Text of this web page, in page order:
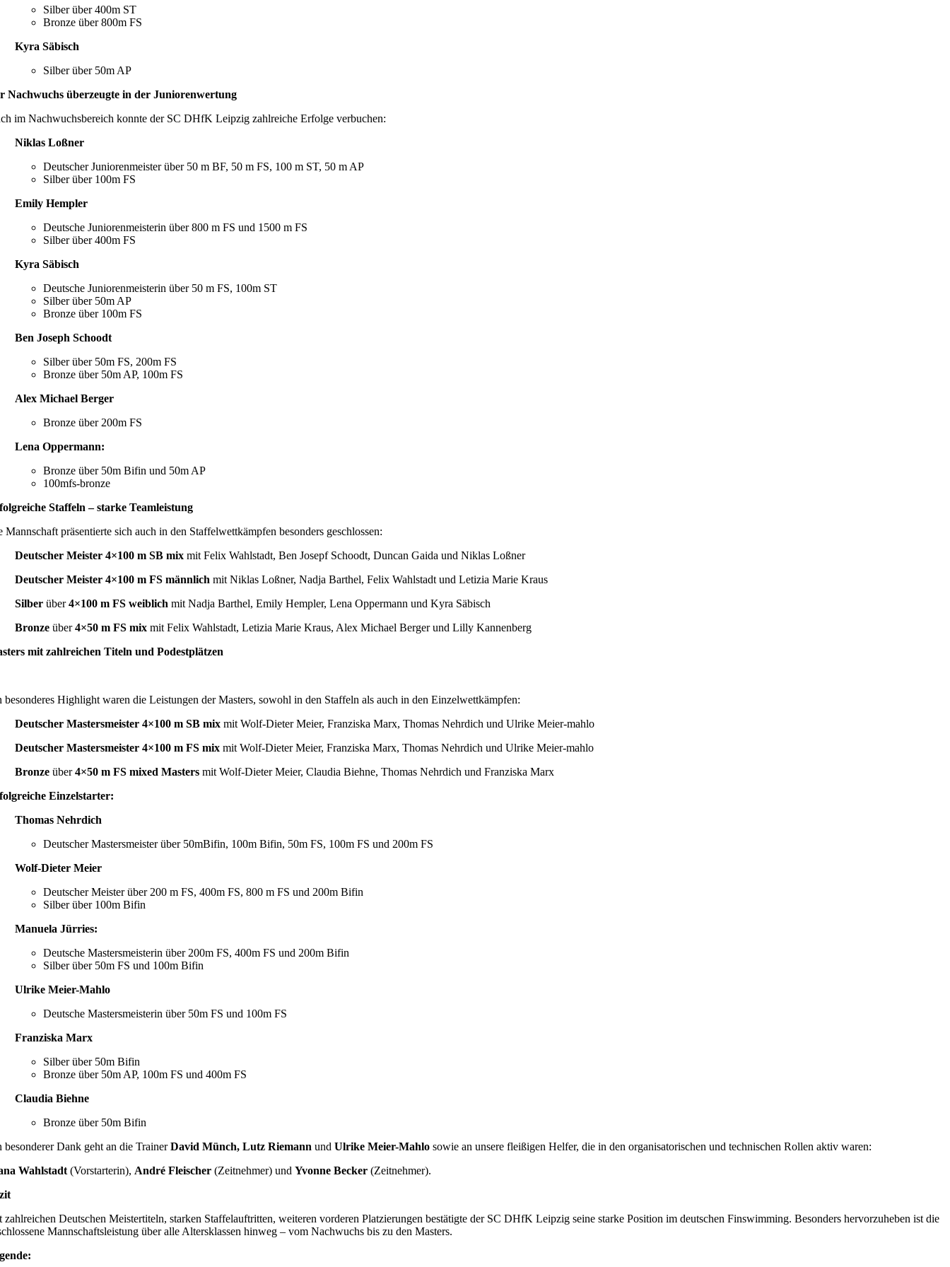
Silber über 400m ST
Bronze über 800m FS
Kyra Säbisch
Silber über 50m AP
Nachwuchs überzeugte in der Juniorenwertung
im Nachwuchsbereich konnte der SC DHfK Leipzig zahlreiche Erfolge verbuchen:
Niklas Loßner
Deutscher Juniorenmeister über 50 m BF, 50 m FS, 100 m ST, 50 m AP
Silber über 100m FS
Emily Hempler
Deutsche Juniorenmeisterin über 800 m FS und 1500 m FS
Silber über 400m FS
Kyra Säbisch
Deutsche Juniorenmeisterin über 50 m FS, 100m ST
Silber über 50m AP
Bronze über 100m FS
Ben Joseph Schoodt
Silber über 50m FS, 200m FS
Bronze über 50m AP, 100m FS
Alex Michael Berger
Bronze über 200m FS
Lena Oppermann:
Bronze über 50m Bifin und 50m AP
100mfs-bronze
Staffeln – starke Teamleistung
Mannschaft präsentierte sich auch in den Staffelwettkämpfen besonders geschlossen:
Deutscher Meister 4×100 m SB mixmit Felix Wahlstadt, Ben Josepf Schoodt, Duncan Gaida und Niklas Loßner
Deutscher Meister 4×100 m FS männlichmit Niklas Loßner, Nadja Barthel, Felix Wahlstadt und Letizia Marie Kraus
Silberüber4×100 m FS weiblichmit Nadja Barthel, Emily Hempler, Lena Oppermann und Kyra Säbisch
Bronzeüber4×50 m FS mix mit Felix Wahlstadt, Letizia Marie Kraus, Alex Michael Berger und Lilly Kannenberg
mit zahlreichen Titeln und Podestplätzen
besonderes Highlight waren die Leistungen der Masters, sowohl in den Staffeln als auch in den Einzelwettkämpfen:
Deutscher Mastersmeister 4×100 m SB mixmit Wolf-Dieter Meier, Franziska Marx, Thomas Nehrdich und Ulrike Meier-mahlo
Deutscher Mastersmeister 4×100 m FS mixmit Wolf-Dieter Meier, Franziska Marx, Thomas Nehrdich und Ulrike Meier-mahlo
Bronzeüber4×50 m FS mixed Masters mit Wolf-Dieter Meier, Claudia Biehne, Thomas Nehrdich und Franziska Marx
Einzelstarter:
Thomas Nehrdich
Deutscher Mastersmeister über 50mBifin, 100m Bifin, 50m FS, 100m FS und 200m FS
Wolf-Dieter Meier
Deutscher Meister über 200 m FS, 400m FS, 800 m FS und 200m Bifin
Silber über 100m Bifin
Manuela Jürries:
Deutsche Mastersmeisterin über 200m FS, 400m FS und 200m Bifin
Silber über 50m FS und 100m Bifin
Ulrike Meier-Mahlo
Deutsche Mastersmeisterin über 50m FS und 100m FS
Franziska Marx
Silber über 50m Bifin
Bronze über 50m AP, 100m FS und 400m FS
Claudia Biehne
Bronze über 50m Bifin
besonderer Dank geht an die TrainerDavid Münch, Lutz Riemannund Ulrike Meier-Mahlo sowie an unsere fleißigen Helfer, die in den organisatorischen und technischen Rollen aktiv waren:
Wahlstadt (Vorstarterin), André Fleischer (Zeitnehmer) undYvonne Becker (Zeitnehmer).
zahlreichen Deutschen Meistertiteln, starken Staffelauftritten, weiteren vorderen Platzierungen bestätigte der SC DHfK Leipzig seine starke Position im deutschen Finswimming. Besonders hervorzuheben ist die
Mannschaftsleistung über alle Altersklassen hinweg – vom Nachwuchs bis zu den Masters.